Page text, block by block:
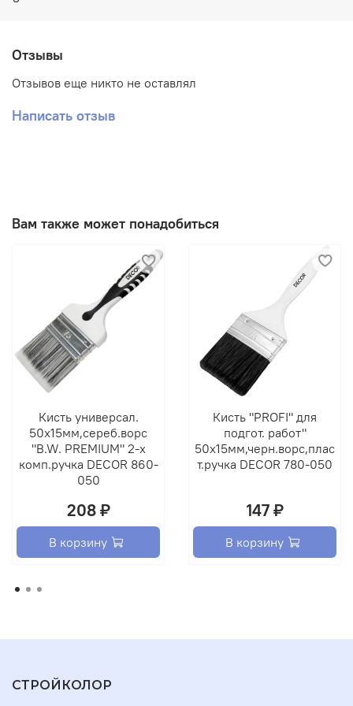
Отзывы
Отзывов еще никто не оставлял
Написать отзыв
Вам также может понадобиться
Кисть универсал.
50х15мм,сереб.ворс
"B.W. PREMIUM" 2-х
комп.ручка DECOR 860-
050
208 ₽
В корзину
Кисть "PROFI" для
подгот. работ"
50х15мм,черн.ворс,плас
т.ручка DECOR 780-050
147 ₽
В корзину
СТРОЙКОЛОР